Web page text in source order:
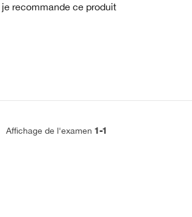
je recommande ce produit
Affichage de l'examen 1-1